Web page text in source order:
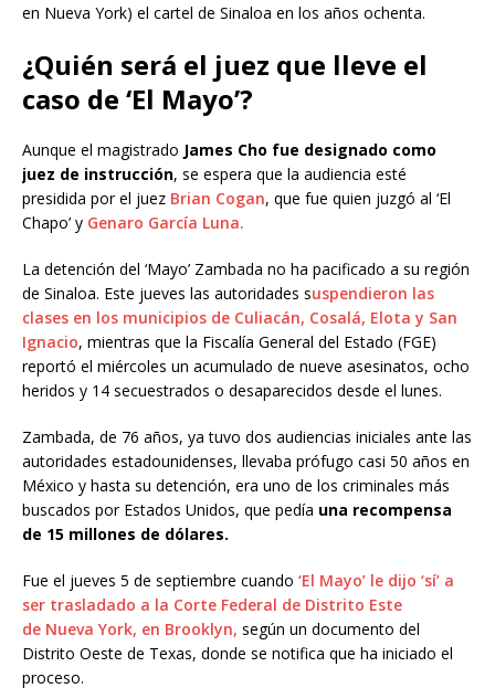
en Nueva York) el cartel de Sinaloa en los años ochenta.
¿Quién será el juez que lleve el
caso de ‘El Mayo’?
Aunque el magistrado James Cho fue designado como
juez de instrucción, se espera que la audiencia esté
presidida por el juez Brian Cogan, que fue quien juzgó al ‘El
Chapo’ y Genaro García Luna.
La detención del ‘Mayo’ Zambada no ha pacificado a su región
de Sinaloa. Este jueves las autoridades suspendieron las
clases en los municipios de Culiacán, Cosalá, Elota y San
Ignacio, mientras que la Fiscalía General del Estado (FGE)
reportó el miércoles un acumulado de nueve asesinatos, ocho
heridos y 14 secuestrados o desaparecidos desde el lunes.
Zambada, de 76 años, ya tuvo dos audiencias iniciales ante las
autoridades estadounidenses, llevaba prófugo casi 50 años en
México y hasta su detención, era uno de los criminales más
buscados por Estados Unidos, que pedía una recompensa
de 15 millones de dólares.
Fue el jueves 5 de septiembre cuando ‘El Mayo’ le dijo ‘sí’ a
ser trasladado a la Corte Federal de Distrito Este
de Nueva York, en Brooklyn, según un documento del
Distrito Oeste de Texas, donde se notifica que ha iniciado el
proceso.